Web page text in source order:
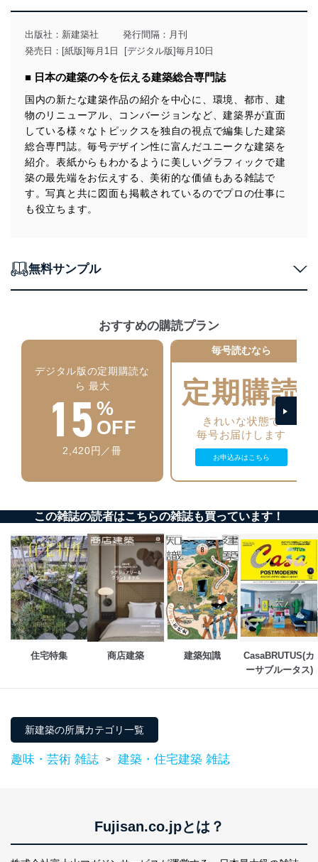
用目的を明確にし、本人の同意を得たうえで利用目的の
達成に必要な範囲内で適法かつ公正な手段によって取
得・利用・提供を行います。また、当社が保有している
個人情報は、同意を得ずに目的外利用、第三者への提
供・開示は行いません。当社においてはこれらの取り組
みを確実にするため、従業者等の教育を徹底してまいり
ます。また、目的外利用を行わないために、適切な管理
措置を講じます。
法令遵守
当社は、個人情報に関連する法令、国が定める指針及び
その他の規範を遵守します。また、当社の管理の仕組み
に、これらの法令及びその他の規範を常に適合させま
す。
に、下記セキュリティ対策をはじめとする安全対策を実
正に努めます。
個人データを取り扱うことのできる機器及び当該
機器を取り扱う従業者を明確化し、 個人データへ
の不要なアクセスを防止しています。
アクセス者の識別と認証
機器に標準装備されているユーザー制御機能（ユ
ーザーアカウント制御）により、個人情報データ
ベース等を取り扱う情報システムを使用する従業
者を識別・認証しています。
個人データを取り扱う機器等のオペレーティング
ソフトウェア等を導入し、自動更新 機能等の活用
情報システムの使用に伴う漏洩等の防止
メール等により個人データの含まれるファイルを
送信する場合に、当該ファイルへのパスワードを
設定しています。
個人情報保護マネジメントシステムの継続的改善
当社は、内部監査及びマネジメントレビューの機会を通
じて、個人情報保護マネジメントシステムを継続的に改
貴殿の個人情報及び当社の個人情報保護マネジメントシ
ステムに関するご相談及び苦情については以下までご連
絡ください。
適切、かつ迅速に対応させていただきます。
TEL：0570-200-223
FAX：03-5459-7073
e-mail：cs@fujisan.co.jp
出版社： 新建築社
発行間隔：月刊
発売日：[紙版]毎月1日 [デジタル版]毎月10日
■ 日本の建築の今を伝える建築総合専門誌
国内の新たな建築作品の紹介を中心に、環境、都市、建
物のリニューアル、コンバージョンなど、建築界が直面
している様々なトピックスを独自の視点で編集した建築
総合専門誌。毎号デザイン性に富んだユニークな建築を
紹介。表紙からもわかるように美しいグラフィックで建
築の最先端をお伝えする、美術的な価値もある雑誌で
す。写真と共に図面も掲載されているのでプロの仕事に
も役立ちます。
無料サンプル
おすすめの購読プラン
デジタル版の定期購読な
ら 最大
15 %
OFF
2,420円／冊
毎号読むなら
定期購読
きれいな状態で
毎号お届けします
お申込みはこちら
この雑誌の読者はこちらの雑誌も買っています！
住宅特集 商店建築 建築知識
CasaBRUTUS(カ
ーサブルータス)
新建築の所属カテゴリ一覧
趣味・芸術 雑誌 > 建築・住宅建築 雑誌
Fujisan.co.jpとは？